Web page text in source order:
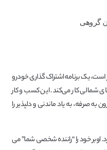
گروهی
یک برنامه اشتراک گذاری خودرو
شمالی کار می‌کند. این کسب و کار
صرفه، به یاد ماندنی و دلپذیر را
اوبر خود را “راننده شخصی شما” می